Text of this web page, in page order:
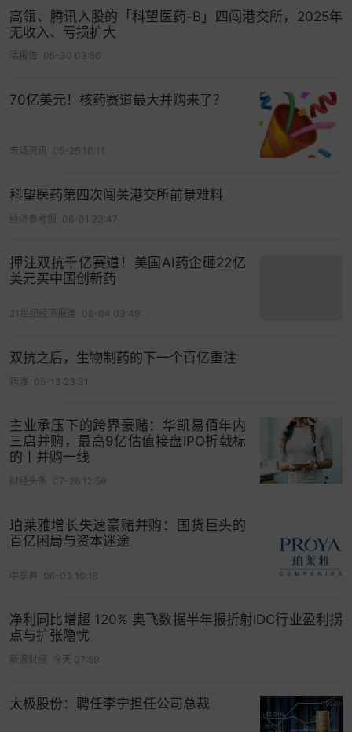
并于2023年末与安斯泰来达成潜在总额超17亿美元
的全球合作，但截至目前，该平台尚未孕育出自主
研发的核心临床资产，合作产生的1.07亿元收入也仅
从资本追捧到被套牢，科望医药的估值轨迹折射出
创新药投资逻辑的变迁。成立至今，公司完成四轮
融资累计募资2.52亿美元，投资方囊括礼来亚洲基
金（持股22.93%）、高瓴投资（9.51%）、腾讯
四年间增长近30倍。
但估值泡沫已显现。以2024年研发成本计算，科望
医药市研率约37倍，以近两年平均研发成本计则达
市研率中位数仅15.65倍，算术平均值19.08倍，科
望医药估值显著高于行业水平。在港股生物医药板
场接受，成为此次IPO的关键悬念。
对于明星资本而言，科望医药的上市进程已不容拖
延。自2021年首次冲击
失败，2024年6月
表后再无下文，此次第三次递表已是“背水一战”。
科望医药的三次闯关，恰逢港股18A通道的调整期。
市场环境的变化倒逼监管层提高上市门槛。此前港
技公司的管线要求，不仅要求核心产品进入临床后
期，还需证明其具备“足够的商业化潜力”。对于科望
业，显然需要付出更多努力以说服监管层和投资
高瓴、腾讯入股的「科望医药-B」四闯港交所，2025年
无收入、亏损扩大
活报告 05-30 03:56
70亿美元！核药赛道最大并购来了？
市场资讯 05-25 10:11
科望医药第四次闯关港交所前景难料
经济参考报 06-01 23:47
押注双抗千亿赛道！美国AI药企砸22亿
美元买中国创新药
21世纪经济报道 08-04 03:49
双抗之后，生物制药的下一个百亿重注
药渡 05-13 23:31
主业承压下的跨界豪赌：华凯易佰年内
三启并购，最高9亿估值接盘IPO折戟标
的丨并购一线
财经头条 07-28 12:59
珀莱雅增长失速豪赌并购：国货巨头的
百亿困局与资本迷途
中孚君 06-03 10:18
净利同比增超 120% 奥飞数据半年报折射IDC行业盈利拐
点与扩张隐忧
新浪财经 今天 07:59
太极股份：聘任李宁担任公司总裁